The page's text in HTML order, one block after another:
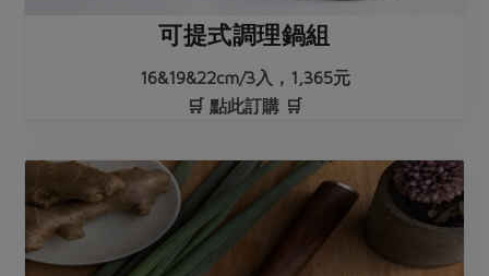
可提式調理鍋組
16&19&22cm/3入，1,365元
🛒 點此訂購 🛒